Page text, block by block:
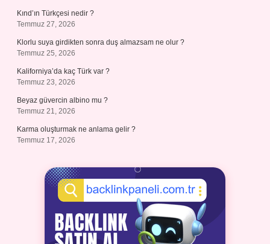
Kınd’ın Türkçesi nedir ?
Temmuz 27, 2026
Klorlu suya girdikten sonra duş almazsam ne olur ?
Temmuz 25, 2026
Kaliforniya’da kaç Türk var ?
Temmuz 23, 2026
Beyaz güvercin albino mu ?
Temmuz 21, 2026
Karma oluşturmak ne anlama gelir ?
Temmuz 17, 2026